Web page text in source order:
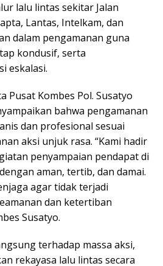
lalu lintas sekitar Jalan
Lantas, Intelkam, dan
dalam pengamanan guna
kondusif, serta
eskalasi.
Pusat Kombes Pol. Susatyo
bahwa pengamanan
dan profesional sesuai
aksi unjuk rasa. “Kami hadir
penyampaian pendapat di
aman, tertib, dan damai.
agar tidak terjadi
dan ketertiban
Susatyo.
terhadap massa aksi,
rekayasa lalu lintas secara